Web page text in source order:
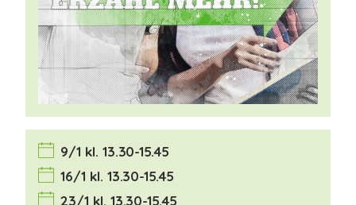
9/1 kl. 13.30-15.45
16/1 kl. 13.30-15.45
23/1 kl. 13.30-15.45